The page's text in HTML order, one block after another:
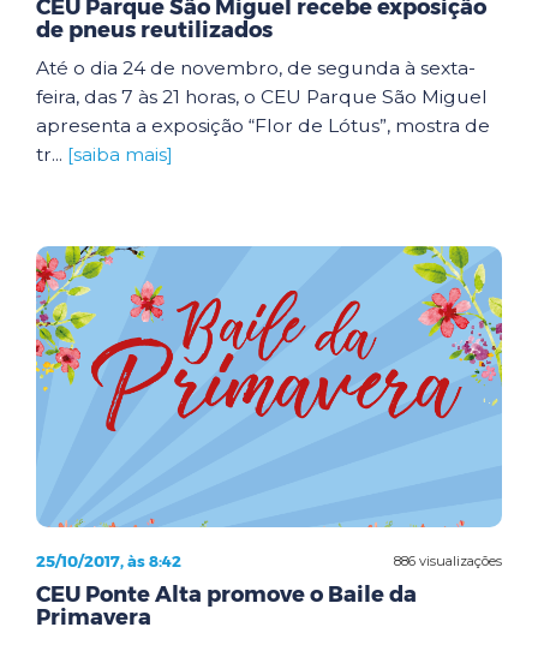
CEU Parque São Miguel recebe exposição
de pneus reutilizados
Até o dia 24 de novembro, de segunda à sexta-
feira, das 7 às 21 horas, o CEU Parque São Miguel
apresenta a exposição “Flor de Lótus”, mostra de
tr... [saiba mais]
886 visualizações
25/10/2017, às 8:42
CEU Ponte Alta promove o Baile da
Primavera